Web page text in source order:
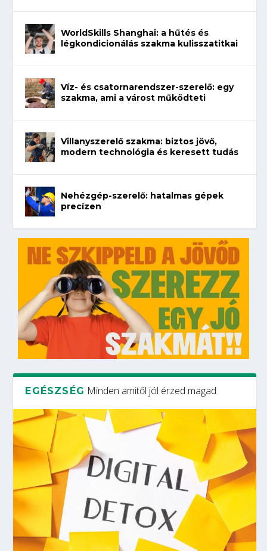
WorldSkills Shanghai: a hűtés és
légkondicionálás szakma kulisszatitkai
Víz- és csatornarendszer-szerelő: egy
szakma, ami a várost működteti
Villanyszerelő szakma: biztos jövő,
modern technológia és keresett tudás
Nehézgép-szerelő: hatalmas gépek
precízen
EGÉSZSÉG Minden amitől jól érzed magad